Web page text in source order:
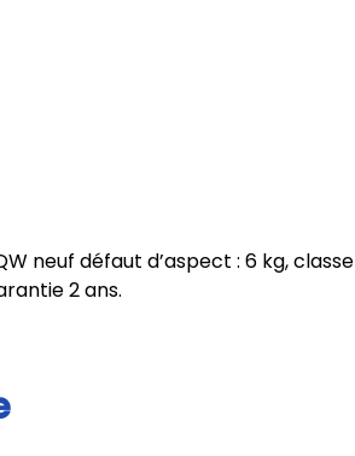
neuf défaut d’aspect : 6 kg, classe
2 ans.